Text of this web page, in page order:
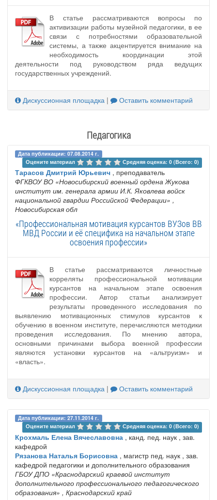
В статье рассматриваются вопросы по
активизации работы музейной педагогики, в ее
связи с потребностями образовательной
системы, а также акцентируется внимание на
необходимость координации этой
деятельности под руководством ряда ведущих
государственных учреждений.
Дискуссионная площадка | Оставить комментарий
Педагогика
Дата публикации: 07.08.2014 г.
Оцените материал
Средняя оценка: 0 (Всего: 0)
Тарасов Дмитрий Юрьевич , преподаватель
ФГКВОУ ВО «Новосибирский военный ордена Жукова
институт им. генерала армии И.К. Яковлева войск
национальной гвардии Российской Федерации» ,
Новосибирская обл
«Профессиональная мотивация курсантов ВУЗов ВВ
МВД России и её специфика на начальном этапе
освоения профессии»
В статье рассматриваются личностные
корреляты профессиональной мотивации
курсантов на начальном этапе освоения
профессии. Автор статьи анализирует
результаты проведенного исследования по
выявлению мотивационных стимулов курсантов к
обучению в военном институте, перечисляются методики
проведения исследования. По мнению автора,
основными причинами выбора военной профессии
являются установки курсантов на «альтруизм» и
«власть».
Дискуссионная площадка | Оставить комментарий
Дата публикации: 27.11.2014 г.
Оцените материал
Средняя оценка: 0 (Всего: 0)
Крохмаль Елена Вячеславовна , канд. пед. наук , зав.
кафедрой
Рязанова Наталья Борисовна , магистр пед. наук , зав.
кафедрой педагогики и дополнительного образования
ГБОУ ДПО «Краснодарский краевой институт
дополнительного профессионального педагогического
образования» , Краснодарский край